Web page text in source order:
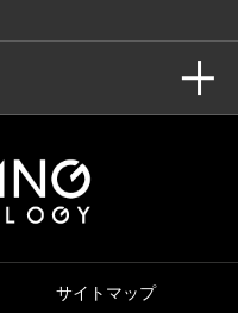
サイトマップ